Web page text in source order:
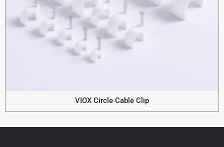
VIOX Circle Cable Clip